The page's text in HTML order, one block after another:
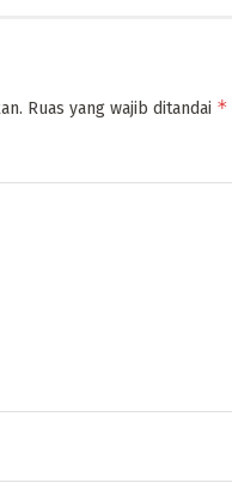
Ruas yang wajib ditandai *